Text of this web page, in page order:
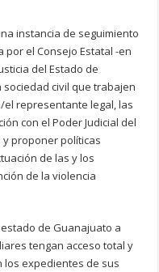
instancia de seguimiento
el Consejo Estatal -en
del Estado de
civil que trabajen
el representante legal, las
con el Poder Judicial del
proponer políticas
de las y los
de la violencia
de Guanajuato a
tengan acceso total y
los expedientes de sus